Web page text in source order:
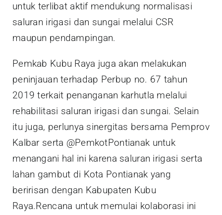
untuk terlibat aktif mendukung normalisasi
saluran irigasi dan sungai melalui CSR
maupun pendampingan.
Pemkab Kubu Raya juga akan melakukan
peninjauan terhadap Perbup no. 67 tahun
2019 terkait penanganan karhutla melalui
rehabilitasi saluran irigasi dan sungai. Selain
itu juga, perlunya sinergitas bersama Pemprov
Kalbar serta @PemkotPontianak untuk
menangani hal ini karena saluran irigasi serta
lahan gambut di Kota Pontianak yang
beririsan dengan Kabupaten Kubu
Raya.Rencana untuk memulai kolaborasi ini